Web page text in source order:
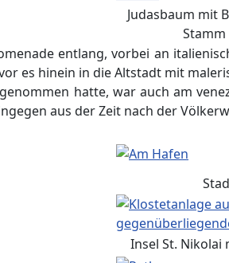
Judasbaum mit
Stamm
entlang, vorbei an
es hinein in die Altstadt mit
hatte, war auch am
aus der Zeit nach der
Insel St. Nikolai